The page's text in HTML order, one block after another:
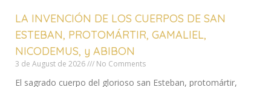
LA INVENCIÓN DE LOS CUERPOS DE SAN
ESTEBAN, PROTOMÁRTIR, GAMALIEL,
NICODEMUS, y ABIBON
3 de August de 2026 No Comments
El sagrado cuerpo del glorioso san Esteban, protomártir,